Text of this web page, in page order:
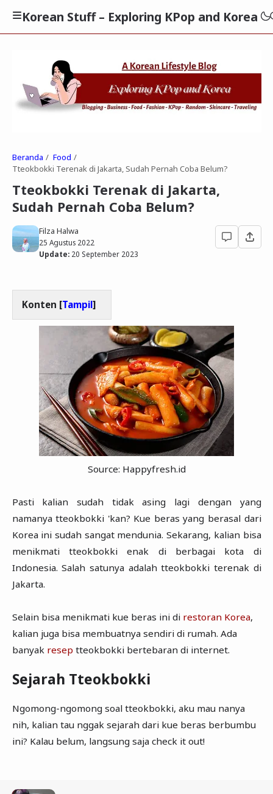
Korean Stuff – Exploring KPop and Korea
Beranda
Food
Tteokbokki Terenak di Jakarta, Sudah Pernah Coba Belum?
Tteokbokki Terenak di Jakarta,
Sudah Pernah Coba Belum?
Filza Halwa
25 Agustus 2022
Update: 20 September 2023
Konten [Tampil]
Source: Happyfresh.id
Pasti kalian sudah tidak asing lagi dengan yang
namanya tteokbokki 'kan? Kue beras yang berasal dari
Korea ini sudah sangat mendunia. Sekarang, kalian bisa
menikmati tteokbokki enak di berbagai kota di
Indonesia. Salah satunya adalah tteokbokki terenak di
Jakarta.
Selain bisa menikmati kue beras ini di restoran Korea,
kalian juga bisa membuatnya sendiri di rumah. Ada
banyak resep tteokbokki bertebaran di internet.
Sejarah Tteokbokki
Ngomong-ngomong soal tteokbokki, aku mau nanya
nih, kalian tau nggak sejarah dari kue beras berbumbu
ini? Kalau belum, langsung saja check it out!